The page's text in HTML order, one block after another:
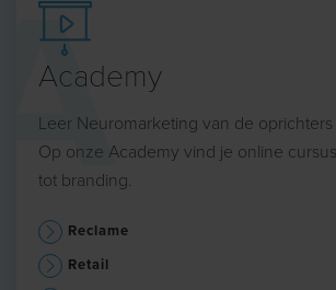
Academy
Leer Neuromarketing van de oprichters
Op onze Academy vind je online
tot branding.
Reclame
Retail